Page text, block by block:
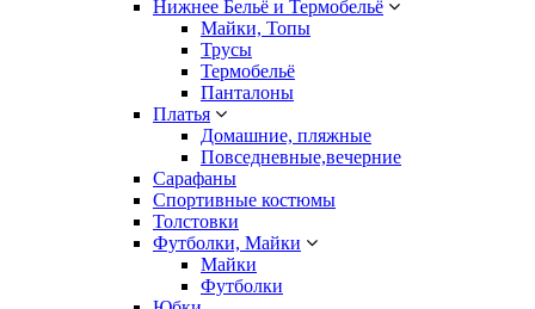
Нижнее Бельё и Термобельё
Майки, Топы
Трусы
Термобельё
Панталоны
Платья
Домашние, пляжные
Повседневные,вечерние
Сарафаны
Спортивные костюмы
Толстовки
Футболки, Майки
Майки
Футболки